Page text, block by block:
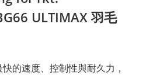
ULTIMAX 羽毛
的速度、控制性與耐久力，